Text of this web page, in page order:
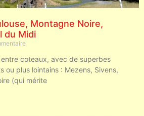
Montagne Noire,
du Midi
coteaux, avec de superbes
ou plus lointains : Mezens, Sivens,
(qui mérite